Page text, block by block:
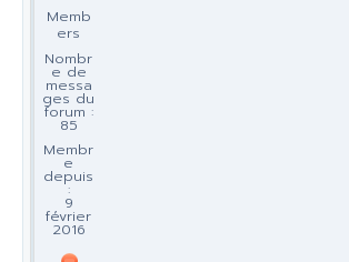
Memb
ers
Nombr
e de
messa
ges du
forum :
85
Membr
e
depuis
:
9
février
2016